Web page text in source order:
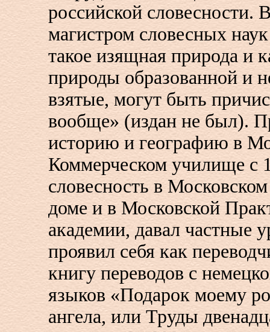
российской словесности.
магистром словесных
такое изящная природа и
природы образованной и
взятые, могут быть
вообще» (издан не был).
историю и географию в
Коммерческом училище с
словесность в
доме и в Московской
академии, давал частные
проявил себя как
книгу переводов с
языков «Подарок моему
ангела, или Труды